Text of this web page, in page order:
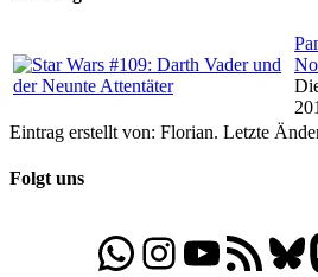
Eintrag erstellt von: Florian. Letzte
Folgt uns
WhatsApp
Folgt uns auf Instagram
Besucht unseren YouTube-Kanal
RSS-Feed